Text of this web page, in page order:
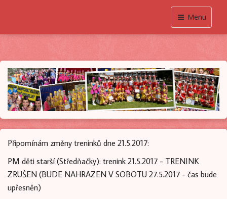
Menu
Připomínám změny treninků dne 21.5.2017:
PM děti starší (Středňačky): trenink 21.5.2017 - TRENINK
ZRUŠEN (BUDE NAHRAZEN V SOBOTU 27.5.2017 - čas bude
upřesněn)